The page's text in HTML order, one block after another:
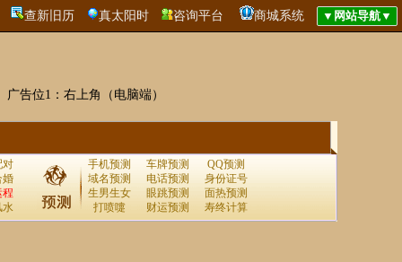
查新旧历 真太阳时 咨询平台 商城系统
广告位1：右上角（电脑端）
对
婚
程
水
手机预测 车牌预测
QQ预测
域名预测
电话预测
身份证号
生男生女
眼跳预测
面热预测
打喷嚏
财运预测 寿终计算